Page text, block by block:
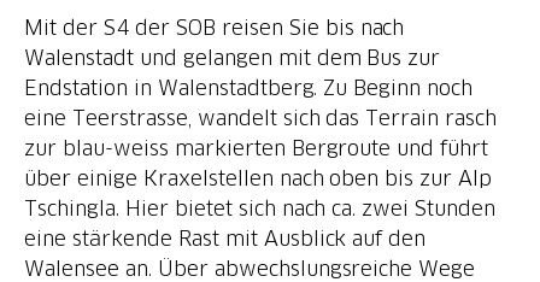
Mit der S4 der SOB reisen Sie bis nach
Walenstadt und gelangen mit dem Bus zur
Endstation in Walenstadtberg. Zu Beginn noch
eine Teerstrasse, wandelt sich das Terrain rasch
zur blau-weiss markierten Bergroute und führt
über einige Kraxelstellen nach oben bis zur Alp
Tschingla. Hier bietet sich nach ca. zwei Stunden
eine stärkende Rast mit Ausblick auf den
Walensee an. Über abwechslungsreiche Wege